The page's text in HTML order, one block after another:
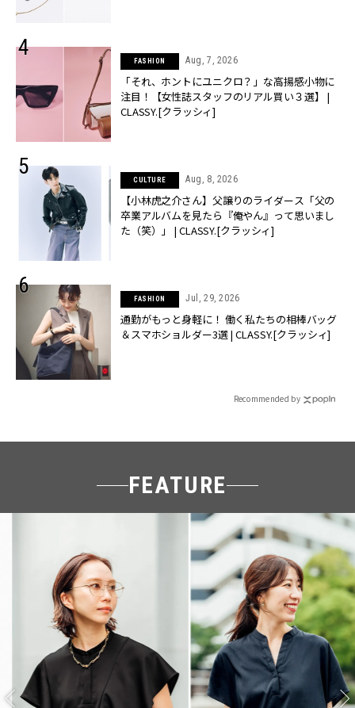
FASHION Aug, 7, 2026
「それ、ホントにユニクロ？」な高揚感小物に
注目！【女性誌スタッフのリアル買い３選】 |
CLASSY.[クラッシィ]
CULTURE Aug, 8, 2026
【小林虎之介さん】父譲りのライダース「父の
卒業アルバムを見たら『俺やん』って思いまし
た（笑）」 | CLASSY.[クラッシィ]
FASHION Jul, 29, 2026
通勤がもっと身軽に！ 働く私たちの相棒バッグ
＆スマホショルダー3選 | CLASSY.[クラッシィ]
Recommended by
FEATURE